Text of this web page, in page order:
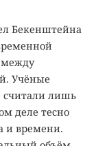
Бекенштейна
между
Учёные
считали лишь
деле тесно
и времени.